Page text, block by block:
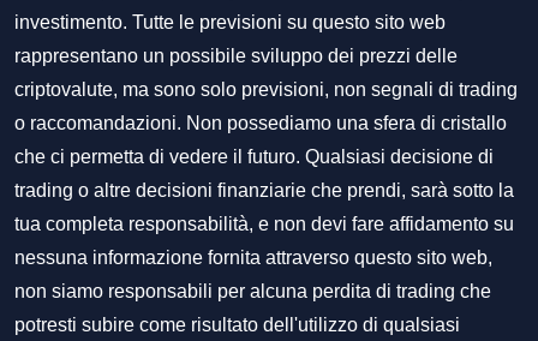
investimento. Tutte le previsioni su questo sito web
rappresentano un possibile sviluppo dei prezzi delle
criptovalute, ma sono solo previsioni, non segnali di trading
o raccomandazioni. Non possediamo una sfera di cristallo
che ci permetta di vedere il futuro. Qualsiasi decisione di
trading o altre decisioni finanziarie che prendi, sarà sotto la
tua completa responsabilità, e non devi fare affidamento su
nessuna informazione fornita attraverso questo sito web,
non siamo responsabili per alcuna perdita di trading che
potresti subire come risultato dell'utilizzo di qualsiasi